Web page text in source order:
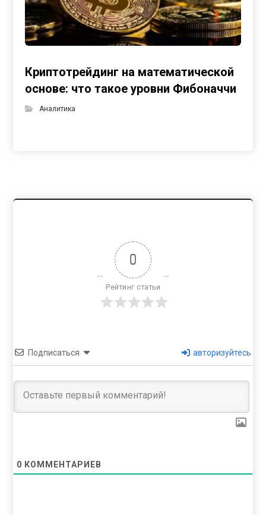
Криптотрейдинг на математической
основе: что такое уровни Фибоначчи
Аналитика
0
Рейтинг статьи
Подписаться авторизуйтесь
0 КОММЕНТАРИЕВ